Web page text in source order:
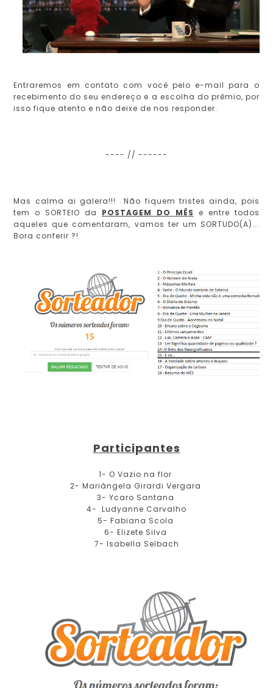
Entraremos em contato com você pelo e-mail para o
recebimento do seu endereço e a escolha do prêmio, por
isso fique atento e não deixe de nos responder.
---- // ------
Mas calma ai galera!!! Não fiquem tristes ainda, pois
tem o SORTEIO da POSTAGEM DO MÊS
e entre todos
aqueles que comentaram, vamos ter um SORTUDO(A)...
Bora conferir ?!
Participantes
1- O Vazio na flor
2- Mariângela Girardi Vergara
3- Ycaro Santana
4- Ludyanne Carvalho
5- Fabiana Scola
6- Elizete Silva
7- Isabella Selbach